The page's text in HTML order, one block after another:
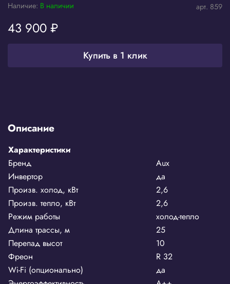
арт. 859
Наличие: В наличии
43 900 ₽
Купить в 1 клик
Описание
Характеристики
Бренд
Aux
Инвертор
да
Произв. холод, кВт
2,6
Произв. тепло, кВт
2,6
Режим работы
холод-тепло
Длина трассы, м
25
Перепад высот
10
Фреон
R 32
Wi-Fi (опционально)
да